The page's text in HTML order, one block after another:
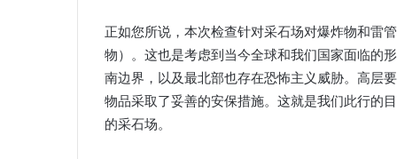
正如您所说，本次检查针对采石场对爆炸物和雷
物）。这也是考虑到当今全球和我们国家面临的
南边界，以及最北部也存在恐怖主义威胁。高层
物品采取了妥善的安保措施。这就是我们此行的
的采石场。